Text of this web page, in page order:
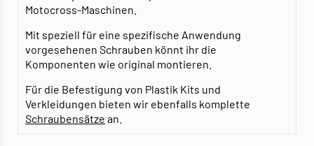
Motocross-Maschinen.
Mit speziell für eine spezifische Anwendung
vorgesehenen Schrauben könnt ihr die
Komponenten wie original montieren.
Für die Befestigung von Plastik Kits und
Verkleidungen bieten wir ebenfalls komplette
Schraubensätze an.